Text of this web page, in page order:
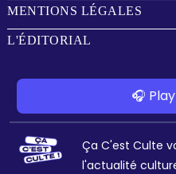
MENTIONS LÉGALES
L'ÉDITORIAL
🎧
Ça C'est Culte
l'actualité